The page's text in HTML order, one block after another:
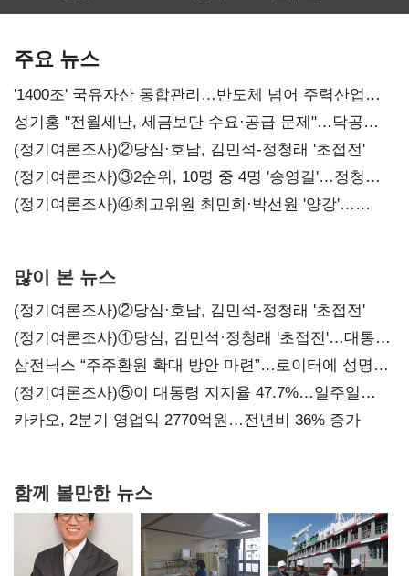
주요 뉴스
'1400조' 국유자산 통합관리…반도체 넘어 주력산업
구조혁신
성기홍 "전월세난, 세금보단 수요·공급 문제"…닥공
시사
(정기여론조사)②당심·호남, 김민석-정청래 '초접전'
(정기여론조사)③2순위, 10명 중 4명 '송영길'…정청래
'한 자릿수'
(정기여론조사)④최고위원 최민희·박선원 '양강'…
많이 본 뉴스
(정기여론조사)②당심·호남, 김민석-정청래 '초접전'
(정기여론조사)①당심, 김민석·정청래 '초접전'…대통령
지지도 '50% 아래로'(종합)
삼전닉스 “주주환원 확대 방안 마련”…로이터에 성명
보내
(정기여론조사)⑤이 대통령 지지율 47.7%…일주일
만에 다시 40%대
카카오, 2분기 영업익 2770억원…전년비 36% 증가
함께 볼만한 뉴스